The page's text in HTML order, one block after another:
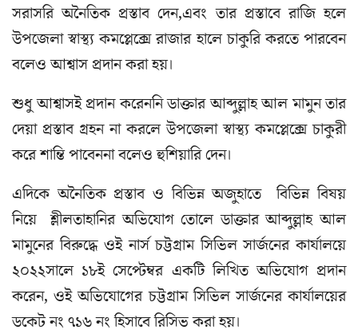
সরাসরি অনৈতিক প্রস্তাব দেন,এবং তার প্রস্তাবে রাজি হলে
উপজেলা স্বাস্থ্য কমপ্লেক্সে রাজার হালে চাকুরি করতে পারবেন
বলেও আশ্বাস প্রদান করা হয়।
শুধু আশ্বাসই প্রদান করেননি ডাক্তার আব্দুল্লাহ আল মামুন তার
দেয়া প্রস্তাব গ্রহন না করলে উপজেলা স্বাস্থ্য কমপ্লেক্সে চাকুরী
করে শান্তি পাবেননা বলেও হুশিয়ারি দেন।
এদিকে অনৈতিক প্রস্তাব ও বিভিন্ন অজুহাতে বিভিন্ন বিষয়
নিয়ে শ্লীলতাহানির অভিযোগ তোলে ডাক্তার আব্দুল্লাহ আল
মামুনের বিরুদ্ধে ওই নার্স চট্টগ্রাম সিভিল সার্জনের কার্যালয়ে
২০২২সালে ১৮ই সেপ্টেম্বর একটি লিখিত অভিযোগ প্রদান
করেন, ওই অভিযোগের চট্টগ্রাম সিভিল সার্জনের কার্যালয়ের
ডকেট নং ৭১৬ নং হিসাবে রিসিভ করা হয়।